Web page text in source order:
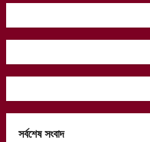
সর্বশেষ সংবাদ